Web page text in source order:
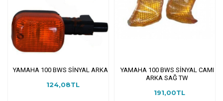
YAMAHA 100 BWS SİNYAL ARKA
124,08TL
YAMAHA 100 BWS SİNYAL CAMI
ARKA SAĞ TW
191,00TL